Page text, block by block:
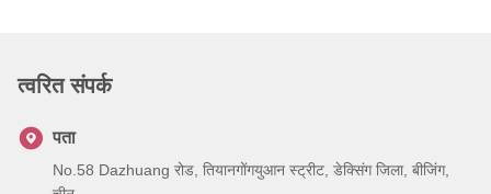
त्वरित संपर्क
पता
No.58 Dazhuang रोड, तियानगोंगयुआन स्ट्रीट, डेक्सिंग जिला, बीजिंग,